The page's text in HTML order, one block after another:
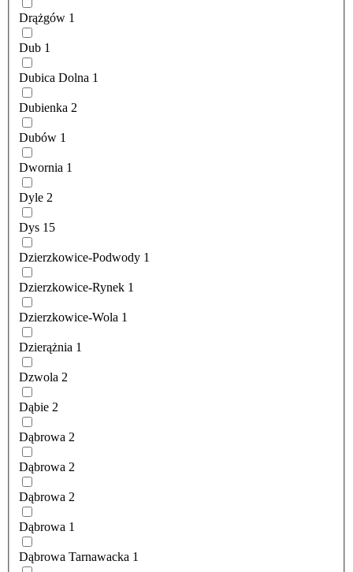
Drążgów 1
Dub 1
Dubica Dolna 1
Dubienka 2
Dubów 1
Dwornia 1
Dyle 2
Dys 15
Dzierzkowice-Podwody 1
Dzierzkowice-Rynek 1
Dzierzkowice-Wola 1
Dzierążnia 1
Dzwola 2
Dąbie 2
Dąbrowa 2
Dąbrowa 2
Dąbrowa 2
Dąbrowa 1
Dąbrowa Tarnawacka 1